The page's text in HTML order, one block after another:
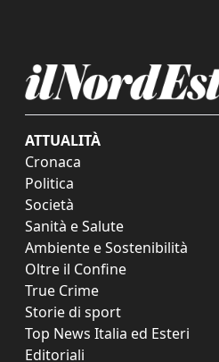
ATTUALITÀ
Cronaca
Politica
Società
Sanità e Salute
Ambiente e Sostenibilità
Oltre il Confine
True Crime
Storie di sport
Top News Italia ed Esteri
Editoriali